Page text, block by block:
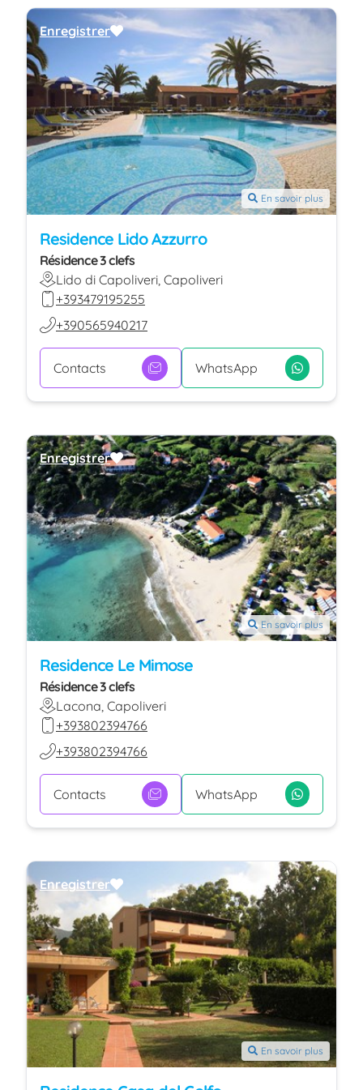
En savoir plus
Residence Lido Azzurro
Résidence 3 clefs
Lido di Capoliveri, Capoliveri
+393479195255
+390565940217
Contacts WhatsApp
Enregistrer
En savoir plus
Residence Le Mimose
Résidence 3 clefs
Lacona, Capoliveri
+393802394766
+393802394766
Contacts WhatsApp
Enregistrer
En savoir plus
Enregistrer